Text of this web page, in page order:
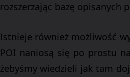
rozszerzając bazę opisanych
Istnieje również możliwość
POI naniosą się po prostu
żebyśmy wiedzieli jak tam